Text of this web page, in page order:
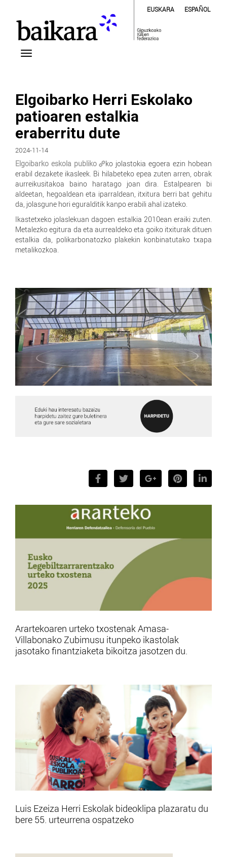
EUSKARA ESPAÑOL
Elgoibarko Herri Eskolako
patioaren estalkia
eraberritu dute
2024-11-14
Elgoibarko eskola publiko
ko jolastokia egoera ezin hobean
erabil dezakete ikasleek. Bi hilabeteko epea zuten arren, obrak
aurreikusitakoa baino haratago joan dira. Estalpearen bi
aldeetan, hegoaldean eta iparraldean, itxitura berri bat gehitu
da, jolasgune hori eguralditik kanpo erabili ahal izateko.
Ikastetxeko jolaslekuan dagoen estalkia 2010ean eraiki zuten.
Metalezko egitura da eta aurrealdeko eta goiko itxiturak dituen
estalkia da, polikarbonatozko plakekin konbinatutako txapa
metalikozkoa.
Arartekoaren urteko txostenak Amasa-
Villabonako Zubimusu itunpeko ikastolak
jasotako finantziaketa bikoitza jasotzen du.
Luis Ezeiza Herri Eskolak bideoklipa plazaratu du
bere 55. urteurrena ospatzeko